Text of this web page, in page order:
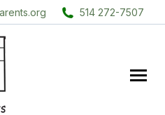
514 272-7507